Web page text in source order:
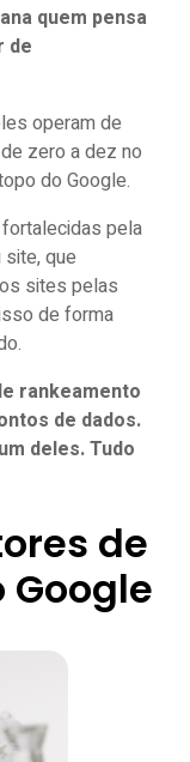
melhorar?
quem pensa
de
operam de
zero a dez no
do Google.
pela
que
sites pelas
de forma
rankeamento
de dados.
deles. Tudo
de